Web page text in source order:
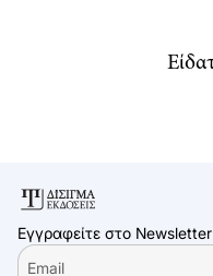
Εγγραφείτε στο Newsletter
Email